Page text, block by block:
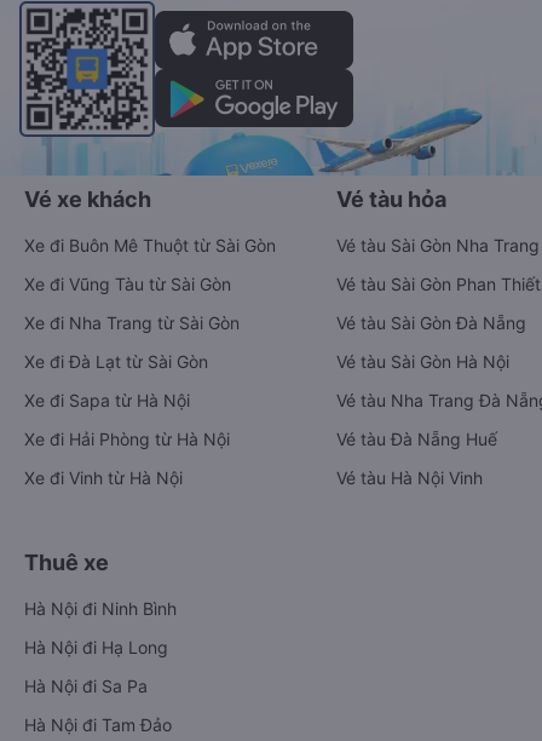
Vé xe khách
Xe đi Buôn Mê Thuột từ Sài Gòn
Xe đi Vũng Tàu từ Sài Gòn
Xe đi Nha Trang từ Sài Gòn
Xe đi Đà Lạt từ Sài Gòn
Xe đi Sapa từ Hà Nội
Xe đi Hải Phòng từ Hà Nội
Xe đi Vinh từ Hà Nội
Vé tàu hỏa
Vé tàu Sài Gòn Nha Trang
Vé tàu Sài Gòn Phan Thiết
Vé tàu Sài Gòn Đà Nẵng
Vé tàu Sài Gòn Hà Nội
Vé tàu Nha Trang Đà
Vé tàu Đà Nẵng Huế
Vé tàu Hà Nội Vinh
Thuê xe
Hà Nội đi Ninh Bình
Hà Nội đi Hạ Long
Hà Nội đi Sa Pa
Hà Nội đi Tam Đảo